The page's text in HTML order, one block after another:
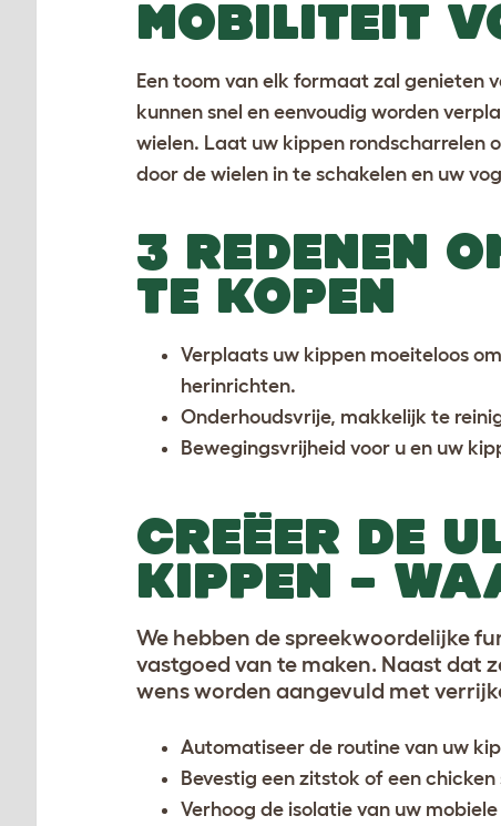
MOBILITEIT
Een toom van elk formaat zal genieten
kunnen snel en eenvoudig worden
wielen. Laat uw kippen rondscharrelen
door de wielen in te schakelen en uw
3 REDENEN
TE KOPEN
Verplaats uw kippen moeiteloos
herinrichten.
Onderhoudsvrije, makkelijk te
Bewegingsvrijheid voor u en uw
CREËER DE
KIPPEN –
We hebben de spreekwoordelijke
vastgoed van te maken. Naast dat
wens worden aangevuld met
Automatiseer de routine van uw
Bevestig een zitstok of een chicken
Verhoog de isolatie van uw